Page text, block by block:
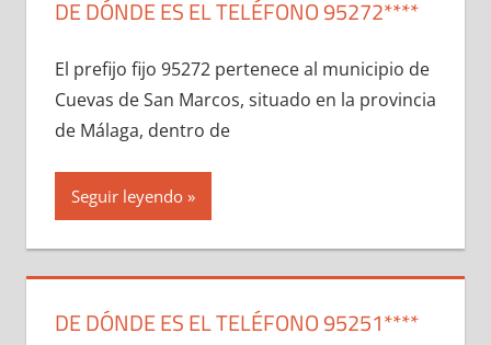
DE DÓNDE ES EL TELÉFONO 95272****
El prefijo fijo 95272 pertenece al municipio dе
Cuevas dе San Marcos, situado en la provincia
dе Málaga, dentro dе
Seguir leyendo
DE DÓNDE ES EL TELÉFONO 95251****